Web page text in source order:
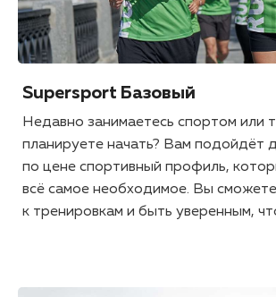
Supersport Базовый
Недавно занимаетесь спортом или
планируете начать? Вам подойдёт
по цене спортивный профиль,
всё самое необходимое. Вы
к тренировкам и быть уверенным,